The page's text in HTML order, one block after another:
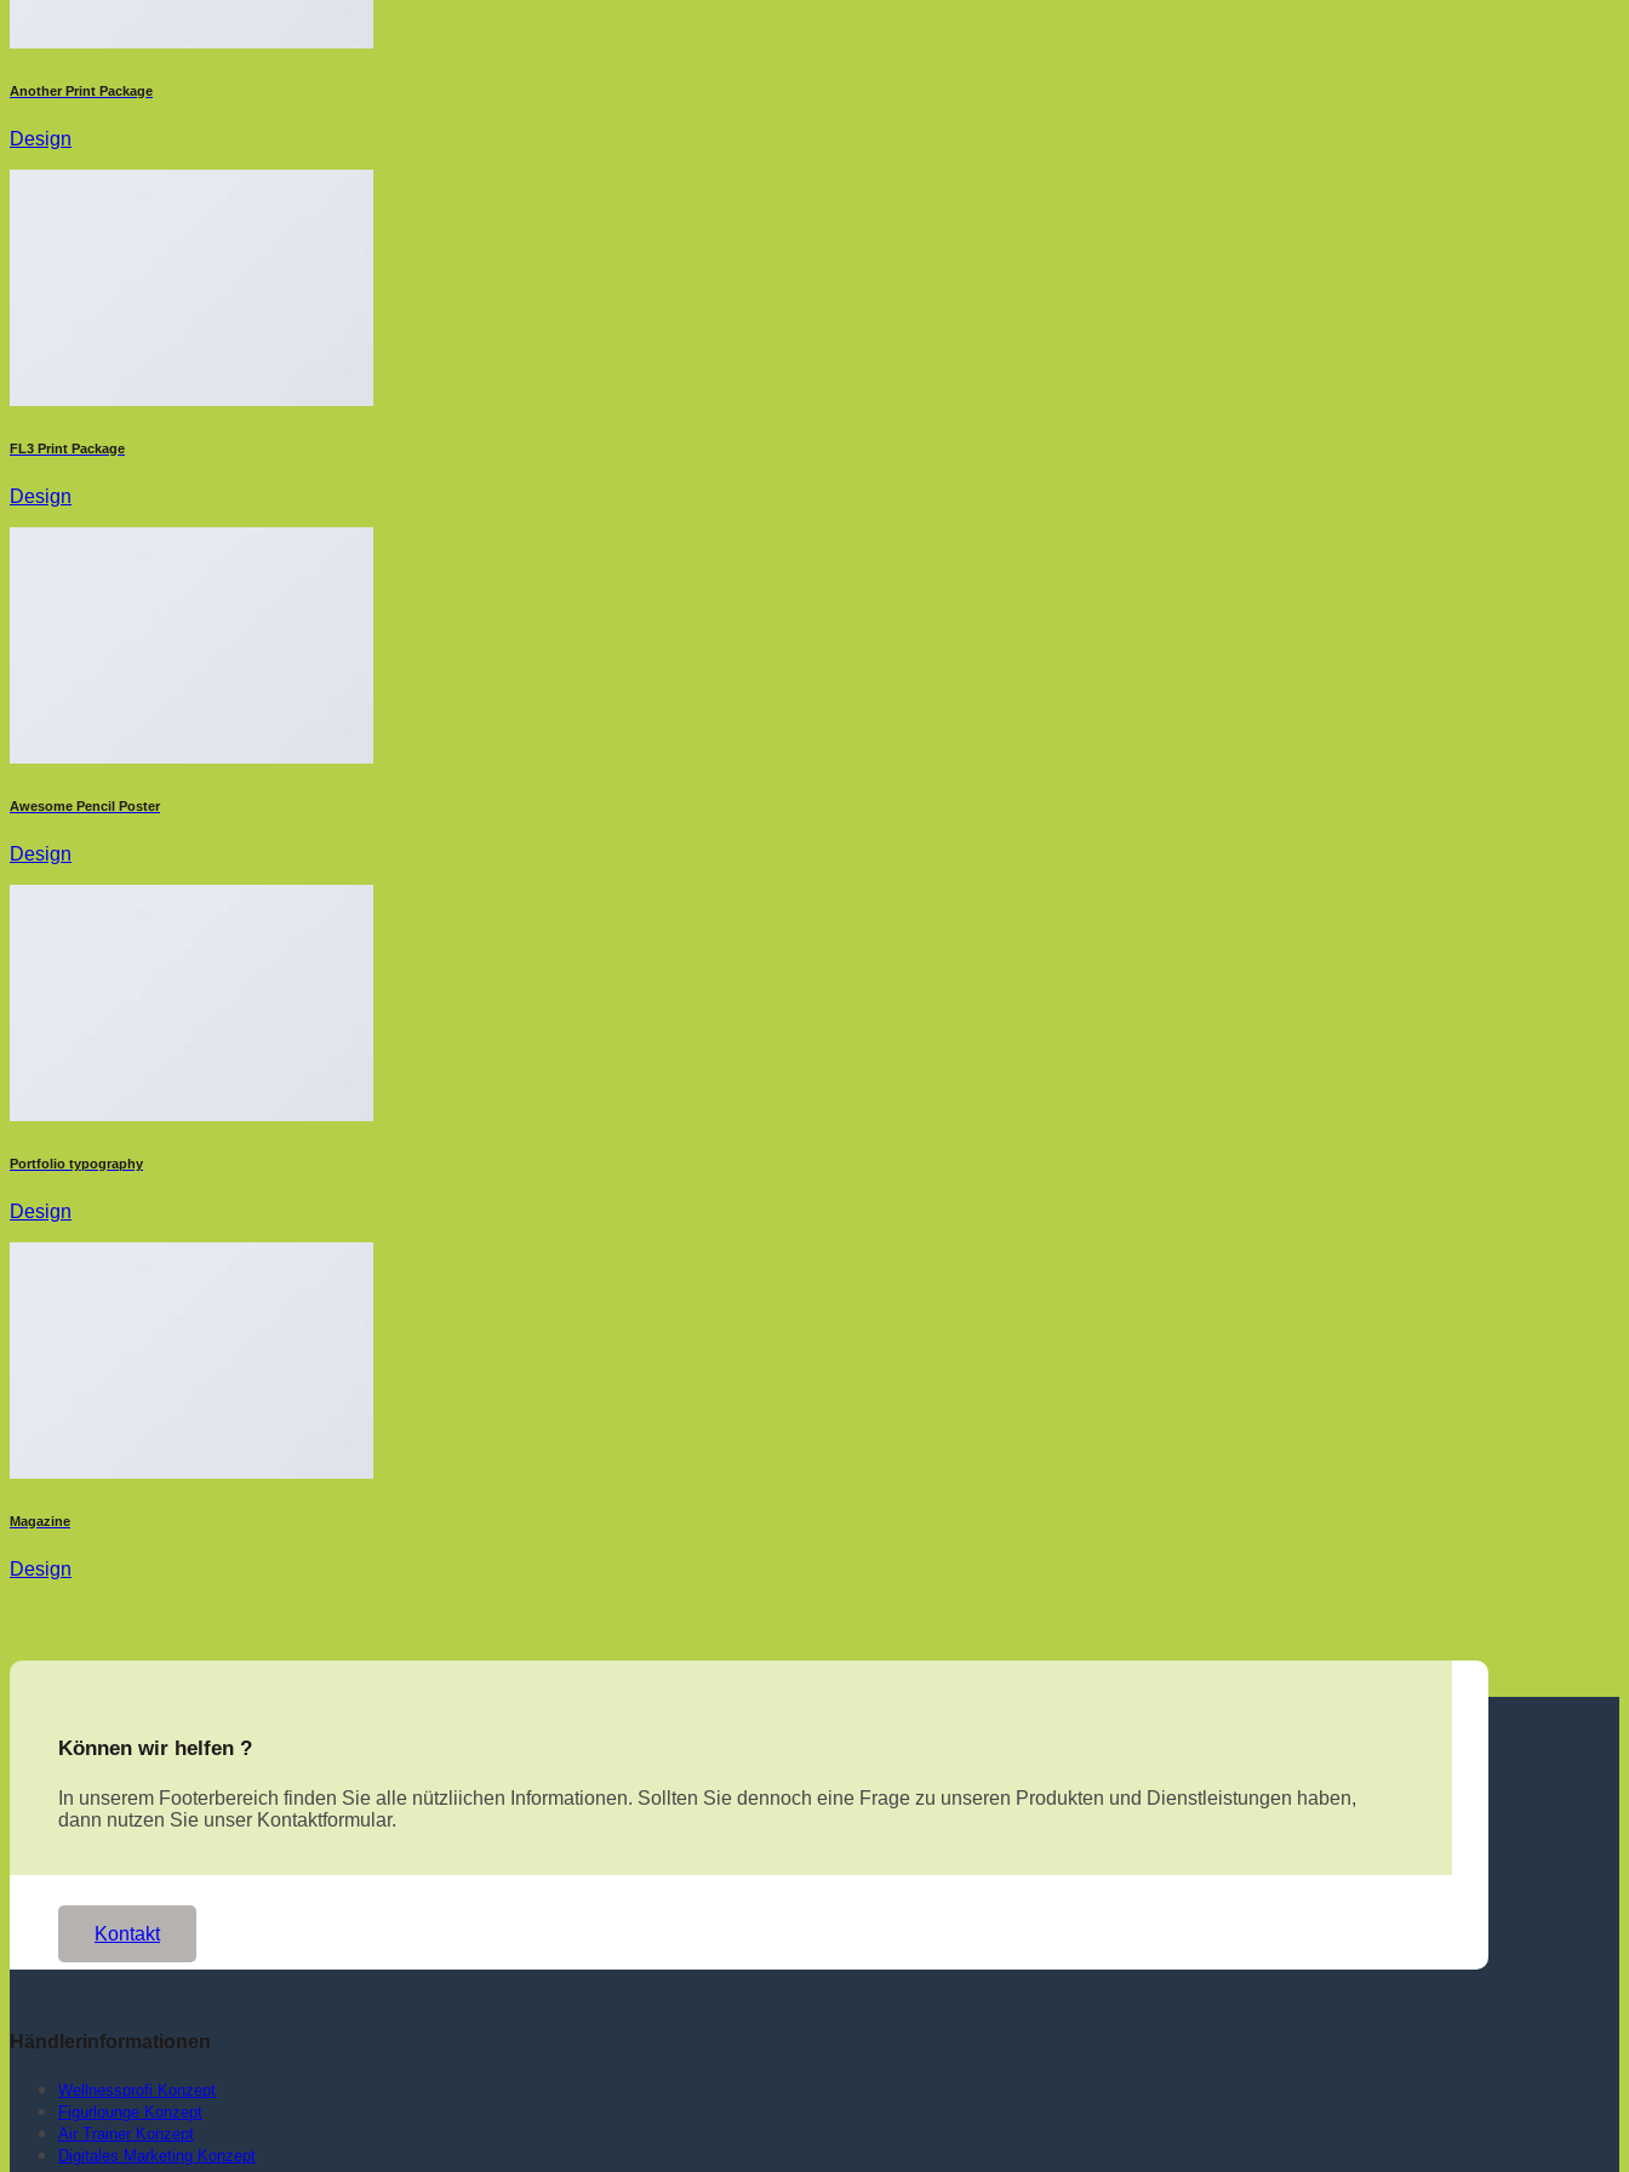
Another Print Package
Design
FL3 Print Package
Design
Awesome Pencil Poster
Design
Portfolio typography
Design
Magazine
Design
Können wir helfen ?
In unserem Footerbereich finden Sie alle nützliichen Informationen. Sollten Sie dennoch eine Frage zu unseren Produkten und Dienstleistungen haben,
dann nutzen Sie unser Kontaktformular.
Kontakt
Händlerinformationen
Wellnessprofi Konzept
Figurlounge Konzept
Air Trainer Konzept
Digitales Marketing Konzept